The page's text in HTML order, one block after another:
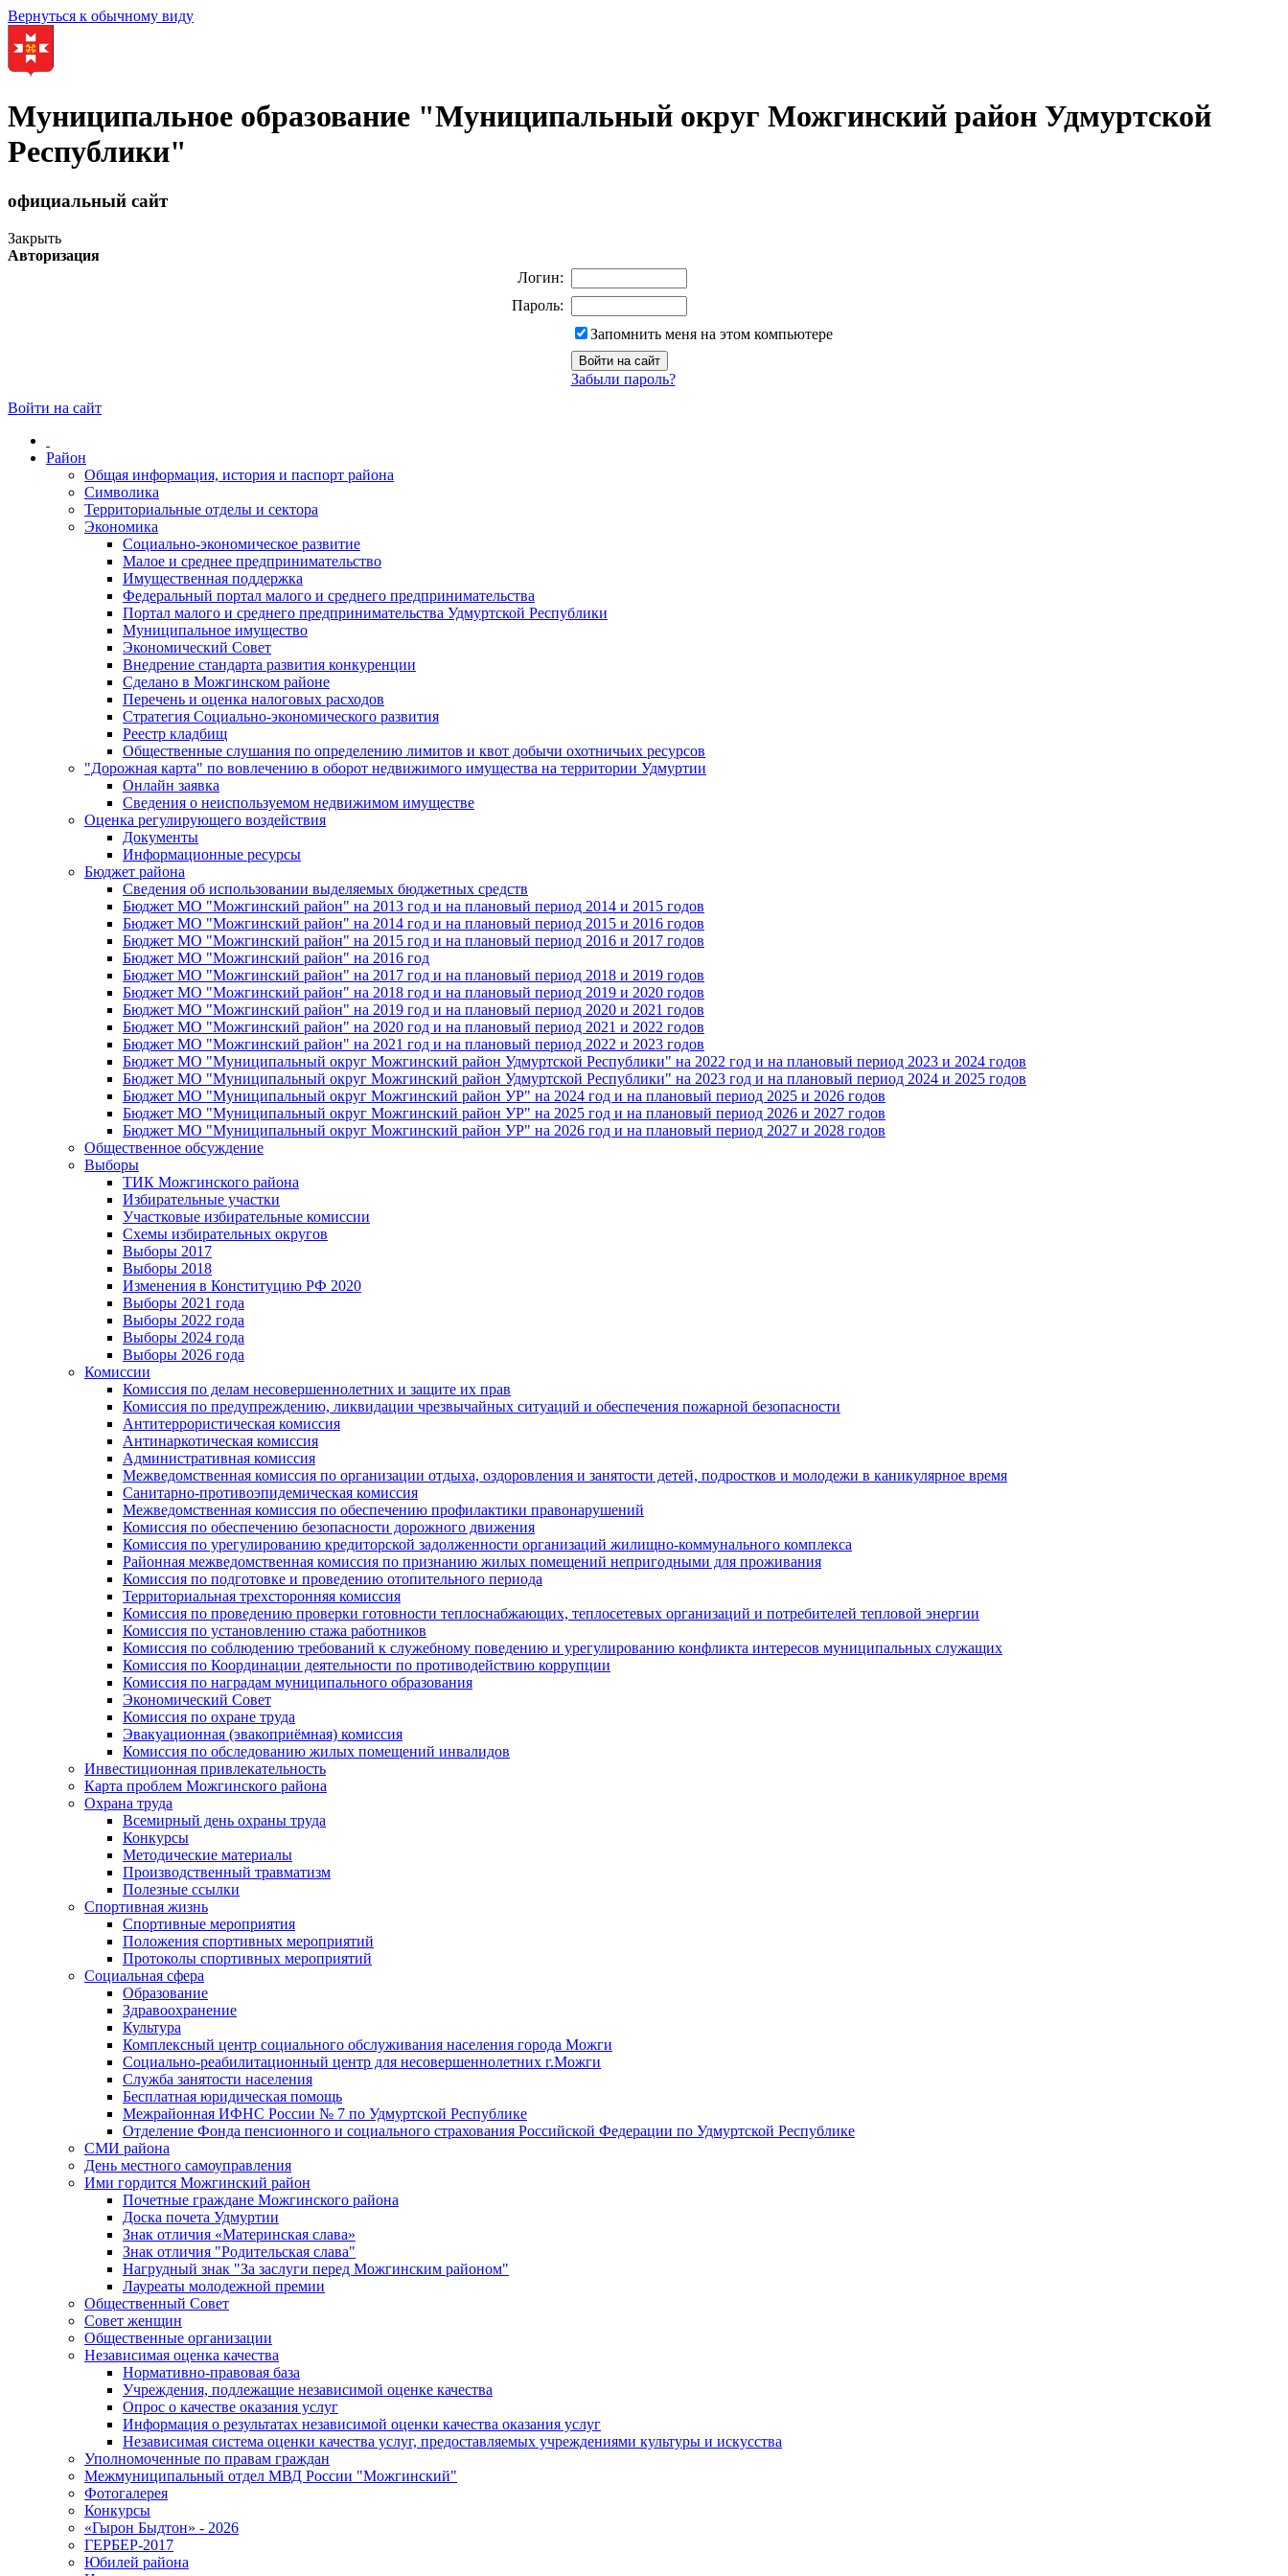
Вернуться к обычному виду
Муниципальное образование "Муниципальный округ Можгинский район Удмуртской
Республики"
официальный сайт
Закрыть
Авторизация
Логин:
Пароль:
Запомнить меня на этом компьютере
Забыли пароль?
Войти на сайт
Район
Общая информация, история и паспорт района
Символика
Территориальные отделы и сектора
Экономика
Социально-экономическое развитие
Малое и среднее предпринимательство
Имущественная поддержка
Федеральный портал малого и среднего предпринимательства
Портал малого и среднего предпринимательства Удмуртской Республики
Муниципальное имущество
Экономический Совет
Внедрение стандарта развития конкуренции
Сделано в Можгинском районе
Перечень и оценка налоговых расходов
Стратегия Социально-экономического развития
Реестр кладбищ
Общественные слушания по определению лимитов и квот добычи охотничьих ресурсов
"Дорожная карта" по вовлечению в оборот недвижимого имущества на территории Удмуртии
Онлайн заявка
Сведения о неиспользуемом недвижимом имуществе
Оценка регулирующего воздействия
Документы
Информационные ресурсы
Бюджет района
Сведения об использовании выделяемых бюджетных средств
Бюджет МО "Можгинский район" на 2013 год и на плановый период 2014 и 2015 годов
Бюджет МО "Можгинский район" на 2014 год и на плановый период 2015 и 2016 годов
Бюджет МО "Можгинский район" на 2015 год и на плановый период 2016 и 2017 годов
Бюджет МО "Можгинский район" на 2016 год
Бюджет МО "Можгинский район" на 2017 год и на плановый период 2018 и 2019 годов
Бюджет МО "Можгинский район" на 2018 год и на плановый период 2019 и 2020 годов
Бюджет МО "Можгинский район" на 2019 год и на плановый период 2020 и 2021 годов
Бюджет МО "Можгинский район" на 2020 год и на плановый период 2021 и 2022 годов
Бюджет МО "Можгинский район" на 2021 год и на плановый период 2022 и 2023 годов
Бюджет МО "Муниципальный округ Можгинский район Удмуртской Республики" на 2022 год и на плановый период 2023 и 2024 годов
Бюджет МО "Муниципальный округ Можгинский район Удмуртской Республики" на 2023 год и на плановый период 2024 и 2025 годов
Бюджет МО "Муниципальный округ Можгинский район УР" на 2024 год и на плановый период 2025 и 2026 годов
Бюджет МО "Муниципальный округ Можгинский район УР" на 2025 год и на плановый период 2026 и 2027 годов
Бюджет МО "Муниципальный округ Можгинский район УР" на 2026 год и на плановый период 2027 и 2028 годов
Общественное обсуждение
Выборы
ТИК Можгинского района
Избирательные участки
Участковые избирательные комиссии
Схемы избирательных округов
Выборы 2017
Выборы 2018
Изменения в Конституцию РФ 2020
Выборы 2021 года
Выборы 2022 года
Выборы 2024 года
Выборы 2026 года
Комиссии
Комиссия по делам несовершеннолетних и защите их прав
Комиссия по предупреждению, ликвидации чрезвычайных ситуаций и обеспечения пожарной безопасности
Антитеррористическая комиссия
Антинаркотическая комиссия
Административная комиссия
Межведомственная комиссия по организации отдыха, оздоровления и занятости детей, подростков и молодежи в каникулярное время
Санитарно-противоэпидемическая комиссия
Межведомственная комиссия по обеспечению профилактики правонарушений
Комиссия по обеспечению безопасности дорожного движения
Комиссия по урегулированию кредиторской задолженности организаций жилищно-коммунального комплекса
Районная межведомственная комиссия по признанию жилых помещений непригодными для проживания
Комиссия по подготовке и проведению отопительного периода
Территориальная трехсторонняя комиссия
Комиссия по проведению проверки готовности теплоснабжающих, теплосетевых организаций и потребителей тепловой энергии
Комиссия по установлению стажа работников
Комиссия по соблюдению требований к служебному поведению и урегулированию конфликта интересов муниципальных служащих
Комиссия по Координации деятельности по противодействию коррупции
Комиссия по наградам муниципального образования
Экономический Совет
Комиссия по охране труда
Эвакуационная (эвакоприёмная) комиссия
Комиссия по обследованию жилых помещений инвалидов
Инвестиционная привлекательность
Карта проблем Можгинского района
Охрана труда
Всемирный день охраны труда
Конкурсы
Методические материалы
Производственный травматизм
Полезные ссылки
Спортивная жизнь
Спортивные мероприятия
Положения спортивных мероприятий
Протоколы спортивных мероприятий
Социальная сфера
Образование
Здравоохранение
Культура
Комплексный центр социального обслуживания населения города Можги
Социально-реабилитационный центр для несовершеннолетних г.Можги
Служба занятости населения
Бесплатная юридическая помощь
Межрайонная ИФНС России № 7 по Удмуртской Республике
Отделение Фонда пенсионного и социального страхования Российской Федерации по Удмуртской Республике
СМИ района
День местного самоуправления
Ими гордится Можгинский район
Почетные граждане Можгинского района
Доска почета Удмуртии
Знак отличия «Материнская слава»
Знак отличия "Родительская слава"
Нагрудный знак "За заслуги перед Можгинским районом"
Лауреаты молодежной премии
Общественный Совет
Совет женщин
Общественные организации
Независимая оценка качества
Нормативно-правовая база
Учреждения, подлежащие независимой оценке качества
Опрос о качестве оказания услуг
Информация о результатах независимой оценки качества оказания услуг
Независимая система оценки качества услуг, предоставляемых учреждениями культуры и искусства
Уполномоченные по правам граждан
Межмуниципальный отдел МВД России "Можгинский"
Фотогалерея
Конкурсы
«Гырон Быдтон» - 2026
ГЕРБЕР-2017
Юбилей района